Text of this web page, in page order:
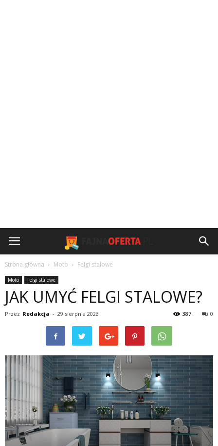
Strona główna Moto Felgi stalowe
Moto Felgi stalowe
JAK UMYĆ FELGI STALOWE?
Przez Redakcja - 29 sierpnia 2023 0
387